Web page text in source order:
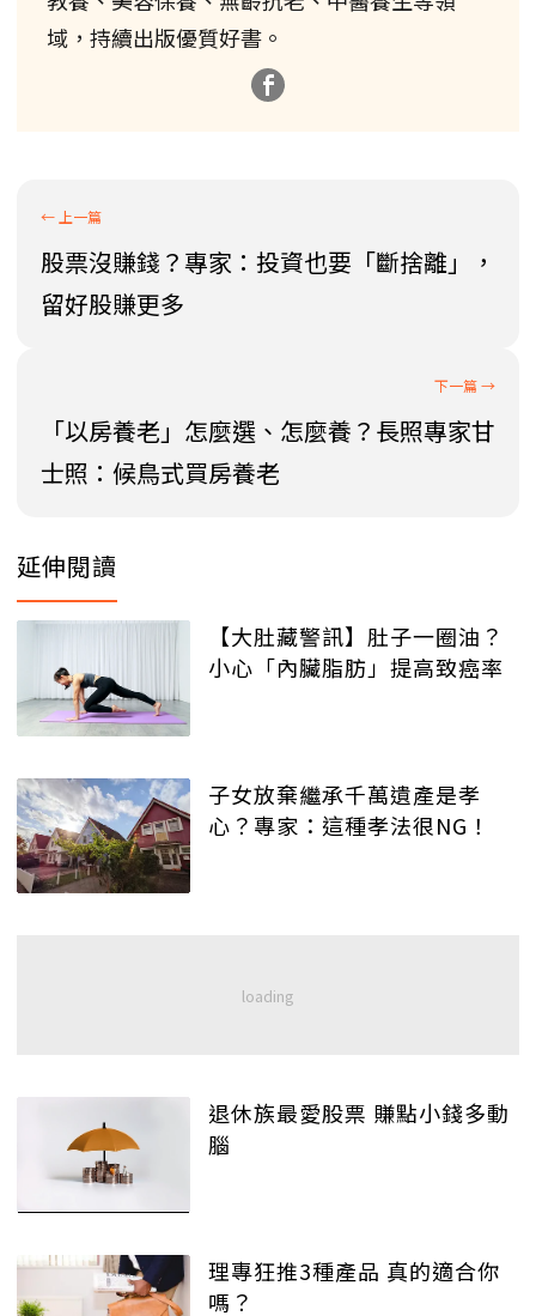
域，持續出版優質好書。
股票沒賺錢？專家：投資也要「斷捨離」，
留好股賺更多
「以房養老」怎麼選、怎麼養？長照專家甘
士照：候鳥式買房養老
延伸閱讀
【大肚藏警訊】肚子一圈油？
小心「內臟脂肪」提高致癌率
子女放棄繼承千萬遺產是孝
心？專家：這種孝法很NG！
退休族最愛股票 賺點小錢多動
腦
理專狂推3種產品 真的適合你
嗎？